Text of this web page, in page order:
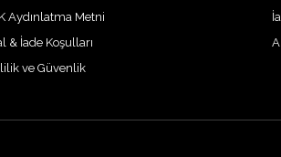
Aydınlatma Metni
& İade Koşulları
ve Güvenlik